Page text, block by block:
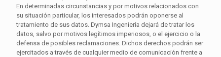
En determinadas circunstancias y por motivos relacionados con
su situación particular, los interesados podrán oponerse al
tratamiento de sus datos. Dymsa Ingeniería dejará de tratar los
datos, salvo por motivos legítimos imperiosos, o el ejercicio o la
defensa de posibles reclamaciones. Dichos derechos podrán ser
ejercitados a través de cualquier medio de comunicación frente a